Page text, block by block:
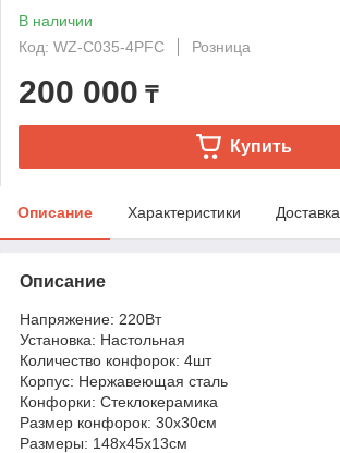
В наличии
Код: WZ-C035-4PFC
Розница
200 000 ₸
Купить
Описание Характеристики Доставка
Описание
Напряжение: 220Вт
Установка: Настольная
Количество конфорок: 4шт
Корпус: Нержавеющая сталь
Конфорки: Стеклокерамика
Размер конфорок: 30х30см
Размеры: 148х45х13см